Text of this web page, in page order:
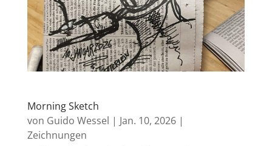
Morning Sketch
von Guido Wessel | Jan. 10, 2026|
Zeichnungen